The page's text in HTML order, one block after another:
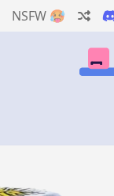
NSFW 🥵